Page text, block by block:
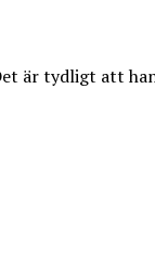
är tydligt att